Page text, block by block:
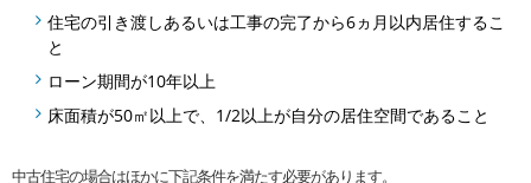
住宅の引き渡しあるいは工事の完了から6ヵ月以内居住するこ
と
ローン期間が10年以上
床面積が50㎡以上で、1/2以上が自分の居住空間であること
中古住宅の場合はほかに下記条件を満たす必要があります。